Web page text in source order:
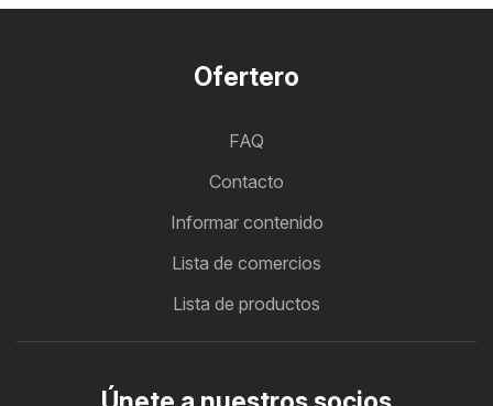
Ofertero
FAQ
Contacto
Informar contenido
Lista de comercios
Lista de productos